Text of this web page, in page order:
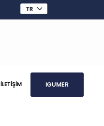
İLETİŞİM IGUMER